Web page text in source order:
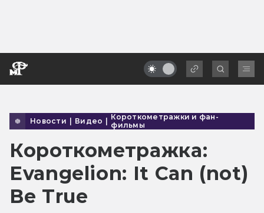
Новости | Видео | Короткометражки и фан-
фильмы
Короткометражка:
Evangelion: It Can (not)
Be True